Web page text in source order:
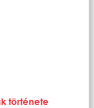
története